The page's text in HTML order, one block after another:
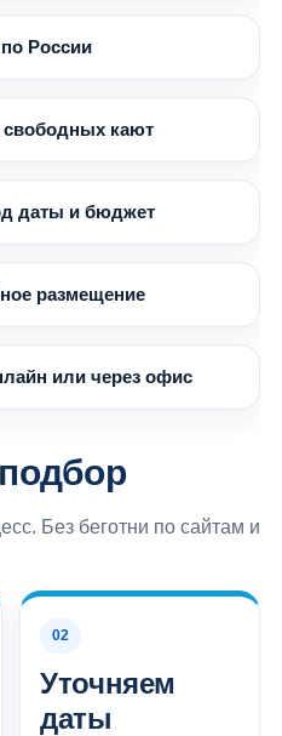
России
кают
даты и бюджет
размещение
или через офис
Без беготни по сайтам и
02
Уточняем
даты